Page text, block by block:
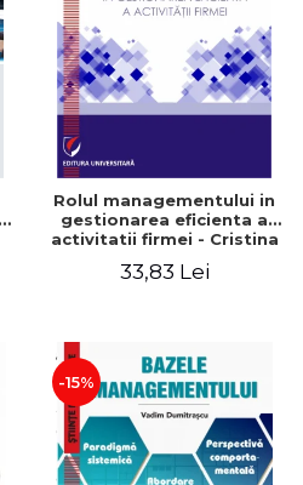
Rolul managementului in
gestionarea eficienta a
activitatii firmei - Cristina
Gabriel Nastase, Mihaela-
33,83 Lei
-15%